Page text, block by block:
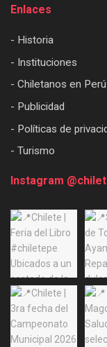
Enlaces
- Historia
- Instituciones
- Chiletanos en
- Publicidad
- Políticas de
- Turismo
Instagram